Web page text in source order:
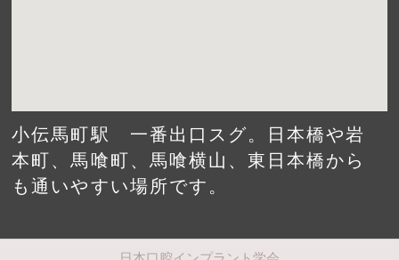
小伝馬町駅 一番出口スグ。日本橋や岩
本町、馬喰町、馬喰横山、東日本橋から
も通いやすい場所です。